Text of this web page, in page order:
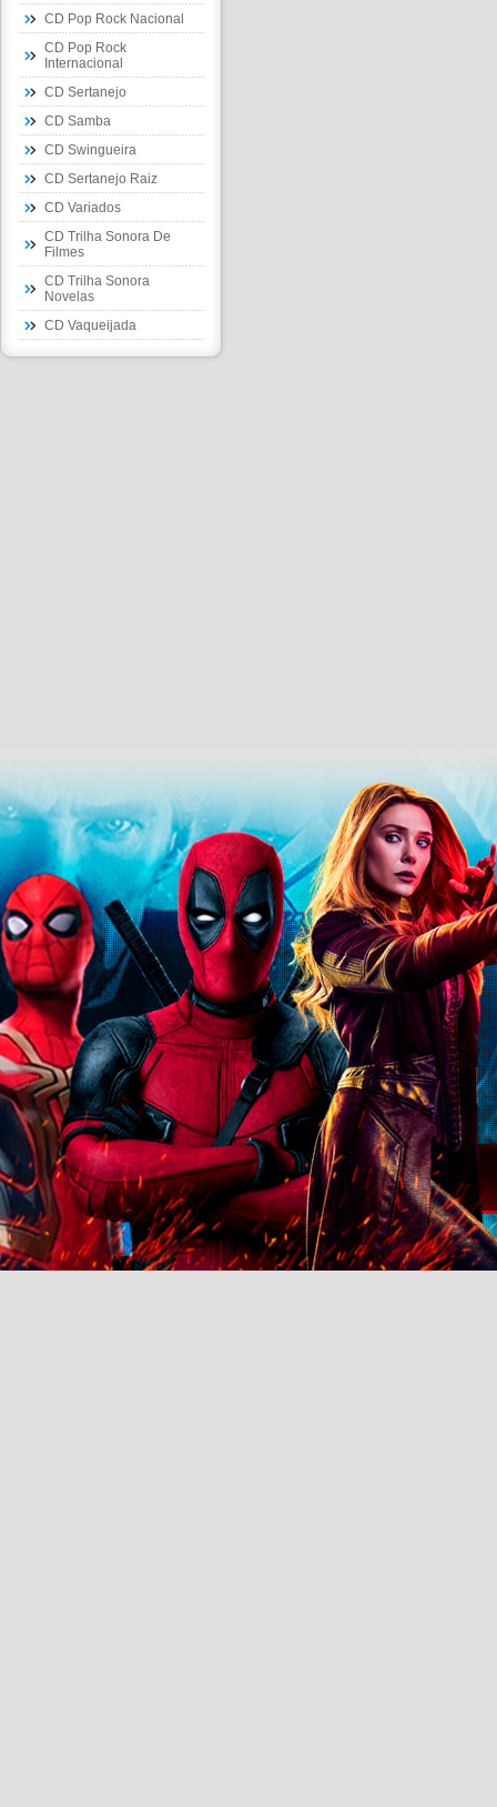
CD Pop Rock Nacional
CD Pop Rock
Internacional
CD Sertanejo
CD Samba
CD Swingueira
CD Sertanejo Raiz
CD Variados
CD Trilha Sonora De
Filmes
CD Trilha Sonora
Novelas
CD Vaqueijada